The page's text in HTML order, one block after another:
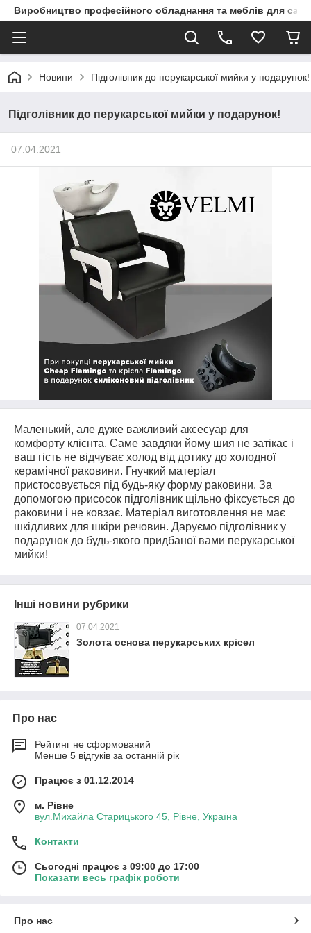
Виробництво професійного обладнання та меблів для
Новини Підголівник до перукарської мийки у подарунок!
Підголівник до перукарської мийки у подарунок!
07.04.2021
Маленький, але дуже важливий аксесуар для
комфорту клієнта. Саме завдяки йому шия не затікає і
ваш гість не відчуває холод від дотику до холодної
керамічної раковини. Гнучкий матеріал
пристосовується під будь-яку форму раковини. За
допомогою присосок підголівник щільно фіксується до
раковини і не ковзає. Матеріал виготовлення не має
шкідливих для шкіри речовин. Даруємо підголівник у
подарунок до будь-якого придбаної вами перукарської
мийки!
Інші новини рубрики
07.04.2021
Золота основа перукарських крісел
Про нас
Рейтинг не сформований
Менше 5 відгуків за останній рік
Працює з 01.12.2014
м. Рівне
вул.Михайла Старицького 45, Рівне, Україна
Контакти
Сьогодні працює з 09:00 до 17:00
Показати весь графік роботи
Про нас